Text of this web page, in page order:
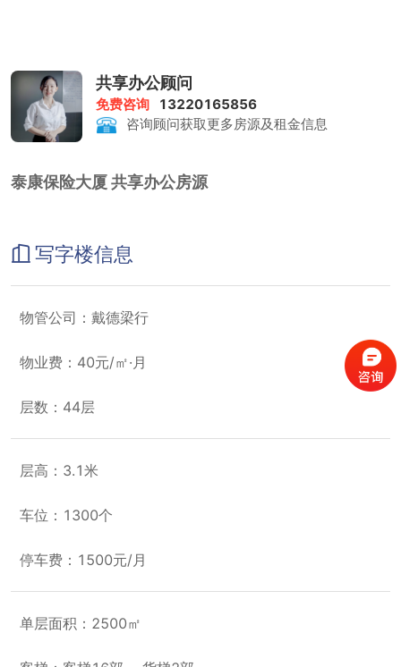
周边交通方便，直面延安路隧道、复兴路隧道，紧邻地铁9号线。新
梅联合广场是融行政公寓、办公、商业、餐饮等多功能为一体的综合
性建筑，是陆家嘴又一新地标性建筑。
共享办公顾问
免费咨询
13220165856
咨询顾问获取更多房源及租金信息
泰康保险大厦 共享办公房源
写字楼信息
物管公司：戴德梁行
物业费：40元/㎡·月
层数：44层
层高：3.1米
车位：1300个
停车费：1500元/月
单层面积：2500㎡